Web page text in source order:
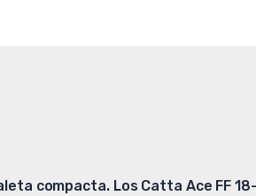
compacta. Los Catta Ace FF